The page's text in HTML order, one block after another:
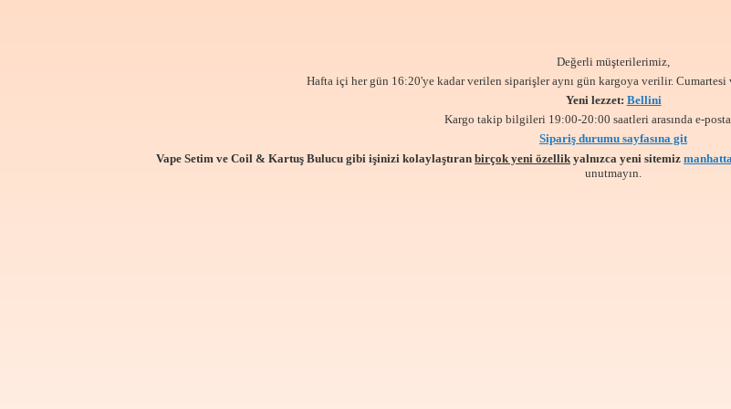
Değerli müşterilerimiz,
Hafta içi her gün 16:20'ye kadar verilen siparişler aynı gün kargoya verilir. Cumartesi
Yeni lezzet: Bellini
Kargo takip bilgileri 19:00-20:00 saatleri arasında e-
Sipariş durumu sayfasına git
Vape Setim ve Coil & Kartuş Bulucu gibi işinizi kolaylaştıran birçok yeni özellik yalnızca yeni sitemiz
unutmayın.